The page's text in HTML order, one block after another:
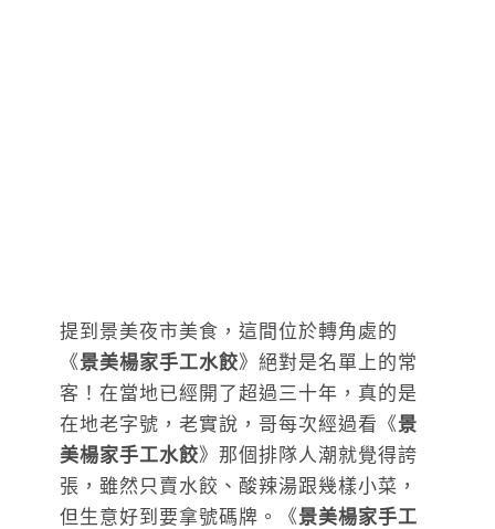
提到景美夜市美食，這間位於轉角處的
《景美楊家手工水餃》絕對是名單上的常
客！在當地已經開了超過三十年，真的是
在地老字號，老實說，哥每次經過看《景
美楊家手工水餃》那個排隊人潮就覺得誇
張，雖然只賣水餃、酸辣湯跟幾樣小菜，
但生意好到要拿號碼牌。《景美楊家手工